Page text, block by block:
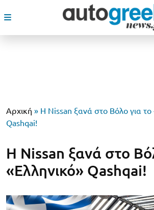
Αρχική » Η Nissan ξανά στο Βόλο για το
Qashqai!
Η Nissan ξανά στο
«Ελληνικό» Qashqai!